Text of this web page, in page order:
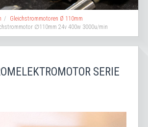
Gleichstrommotoren Ø 110mm
∅110mm 24v 400w 3000u/min
SERIE